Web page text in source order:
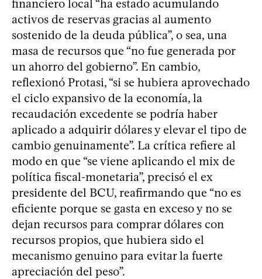
financiero local “ha estado acumulando
activos de reservas gracias al aumento
sostenido de la deuda pública”, o sea, una
masa de recursos que “no fue generada por
un ahorro del gobierno”. En cambio,
reflexionó Protasi, “si se hubiera aprovechado
el ciclo expansivo de la economía, la
recaudación excedente se podría haber
aplicado a adquirir dólares y elevar el tipo de
cambio genuinamente”. La crítica refiere al
modo en que “se viene aplicando el mix de
política fiscal-monetaria”, precisó el ex
presidente del BCU, reafirmando que “no es
eficiente porque se gasta en exceso y no se
dejan recursos para comprar dólares con
recursos propios, que hubiera sido el
mecanismo genuino para evitar la fuerte
apreciación del peso”.